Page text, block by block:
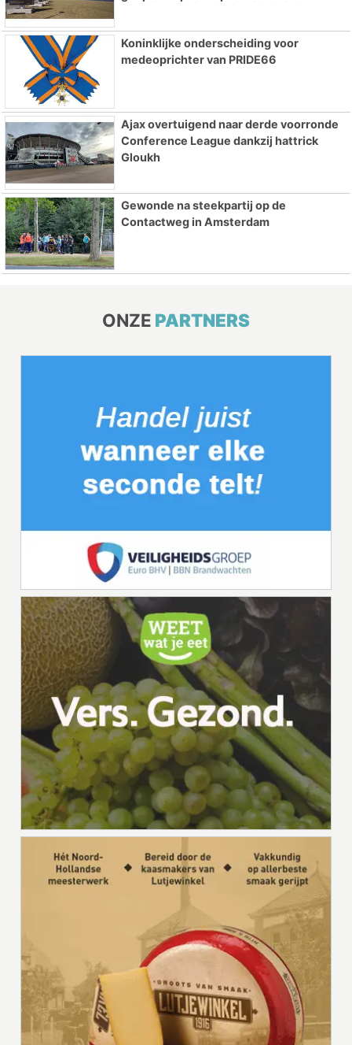
Koninklijke onderscheiding voor
medeoprichter van PRIDE66
Ajax overtuigend naar derde voorronde
Conference League dankzij hattrick
Gloukh
Gewonde na steekpartij op de
Contactweg in Amsterdam
ONZE PARTNERS